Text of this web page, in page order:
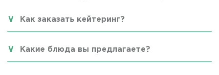
Как заказать кейтеринг?
Какие блюда вы предлагаете?